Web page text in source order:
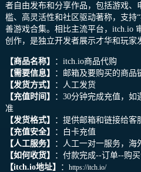
者自由发布和分享作品，包括游戏、
槛、高灵活性和社区驱动著称，支持
善游戏合集。相比主流平台，itch.io
创作，是独立开发者展示才华和玩家
【商品名称】 ： itch.io商品代购
【需要信息】
：邮箱及要购买的商品
【发货方式】
：人工发货
【充值时间】
：30分钟完成充值，
准
【发货格式】
：提供邮箱和链接给客
【充值安全】
：白卡充值
【人工服务】
：人工一对一服务，海
【如何收货】
：付款完成--订单--购
【itch.io地址】 ： https://itch.io/